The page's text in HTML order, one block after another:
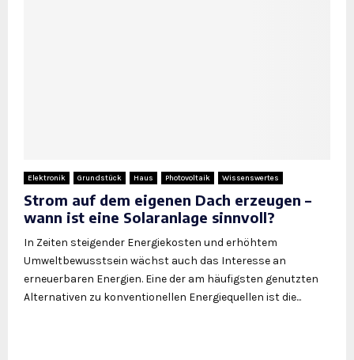
Elektronik Grundstück Haus Photovoltaik Wissenswertes
Strom auf dem eigenen Dach erzeugen –
wann ist eine Solaranlage sinnvoll?
In Zeiten steigender Energiekosten und erhöhtem
Umweltbewusstsein wächst auch das Interesse an
erneuerbaren Energien. Eine der am häufigsten genutzten
Alternativen zu konventionellen Energiequellen ist die...